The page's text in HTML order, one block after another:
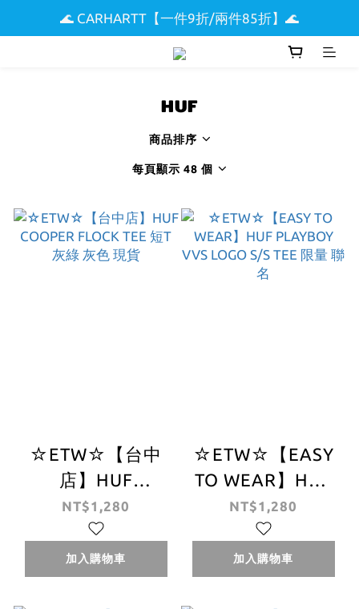
🌟 全館滿$5000現折$300 🌟
🌊 CARHARTT【一件9折/兩件85折】🌊
🏖️ SUPREME & STUSSY短T【兩件9折區】🏖️
HUF
商品排序
每頁顯示 48 個
☆ETW☆【台中
店】HUF
COOPER FLOCK
TEE 短T 灰綠 灰色
現貨
NT$1,280
加入購物車
☆ETW☆【EASY
TO WEAR】HUF
PLAYBOY VVS
LOGO S/S TEE 限
量 聯名
NT$1,280
加入購物車